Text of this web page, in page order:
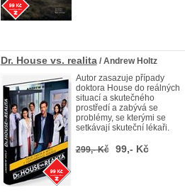
Dr. House vs. realita/ Andrew Holtz
Autor zasazuje případy
doktora House do reálných
situací a skutečného
prostředí a zabývá se
problémy, se kterými se
setkávají skuteční lékaři.
299,- Kč 99,- Kč